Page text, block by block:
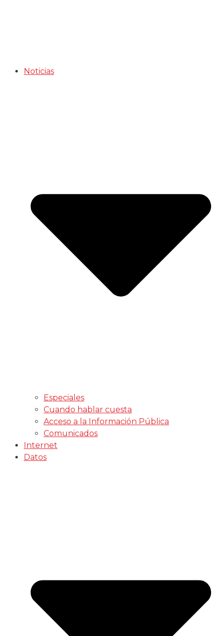
Noticias
Especiales
Cuando hablar cuesta
Acceso a la Información Pública
Comunicados
Internet
Datos